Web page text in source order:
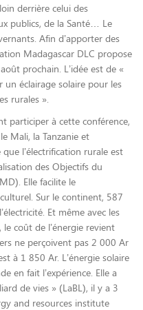
derrière celui des
publics, de la Santé… Le
Afin d’apporter des
Madagascar DLC propose
prochain. L’idée est de «
éclairage solaire pour les
rurales ».
participer à cette conférence,
Mali, la Tanzanie et
l’électrification rurale est
des Objectifs du
Elle facilite le
Sur le continent, 587
Et même avec les
le coût de l’énergie revient
ne perçoivent pas 2 000 Ar
à 1 850 Ar. L’énergie solaire
en fait l’expérience. Elle a
de vies » (LaBL), il y a 3
and resources institute